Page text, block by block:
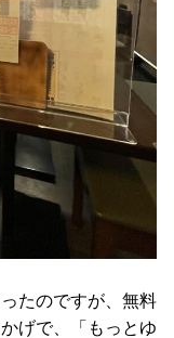
たのですが、無料
げで、「もっとゆ